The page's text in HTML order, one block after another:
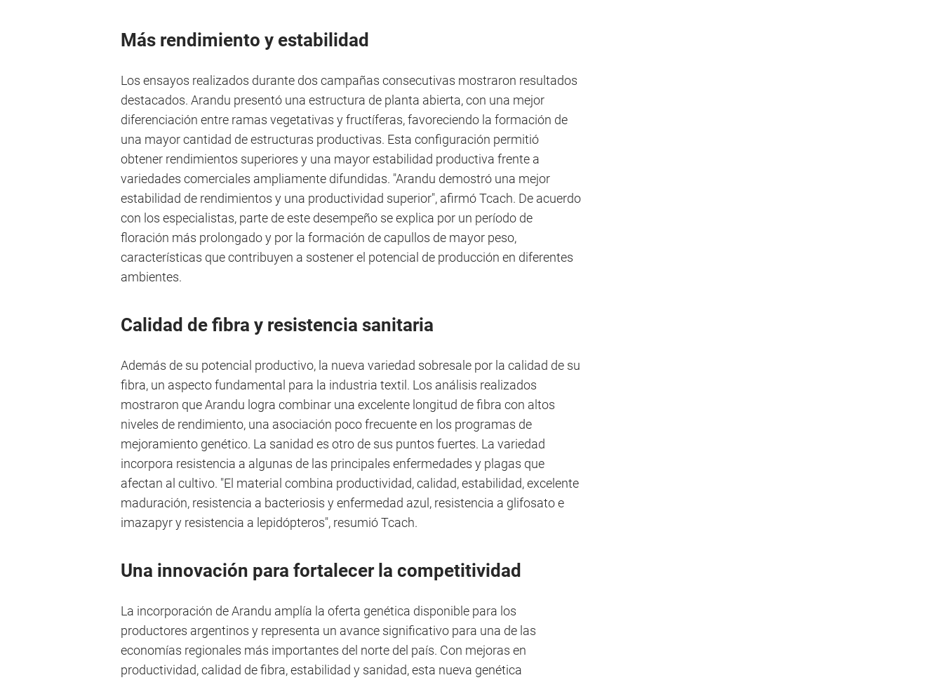
Más rendimiento y estabilidad
Los ensayos realizados durante dos campañas consecutivas mostraron resultados
destacados. Arandu presentó una estructura de planta abierta, con una mejor
diferenciación entre ramas vegetativas y fructíferas, favoreciendo la formación de
una mayor cantidad de estructuras productivas. Esta configuración permitió
obtener rendimientos superiores y una mayor estabilidad productiva frente a
variedades comerciales ampliamente difundidas. "Arandu demostró una mejor
estabilidad de rendimientos y una productividad superior", afirmó Tcach. De acuerdo
con los especialistas, parte de este desempeño se explica por un período de
floración más prolongado y por la formación de capullos de mayor peso,
características que contribuyen a sostener el potencial de producción en diferentes
ambientes.
Calidad de fibra y resistencia sanitaria
Además de su potencial productivo, la nueva variedad sobresale por la calidad de su
fibra, un aspecto fundamental para la industria textil. Los análisis realizados
mostraron que Arandu logra combinar una excelente longitud de fibra con altos
niveles de rendimiento, una asociación poco frecuente en los programas de
mejoramiento genético. La sanidad es otro de sus puntos fuertes. La variedad
incorpora resistencia a algunas de las principales enfermedades y plagas que
afectan al cultivo. "El material combina productividad, calidad, estabilidad, excelente
maduración, resistencia a bacteriosis y enfermedad azul, resistencia a glifosato e
imazapyr y resistencia a lepidópteros", resumió Tcach.
Una innovación para fortalecer la competitividad
La incorporación de Arandu amplía la oferta genética disponible para los
productores argentinos y representa un avance significativo para una de las
economías regionales más importantes del norte del país. Con mejoras en
productividad, calidad de fibra, estabilidad y sanidad, esta nueva genética